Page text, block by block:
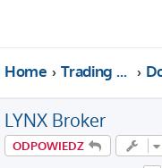
Home Trading For a Living
LYNX Broker
ODPOWIEDZ